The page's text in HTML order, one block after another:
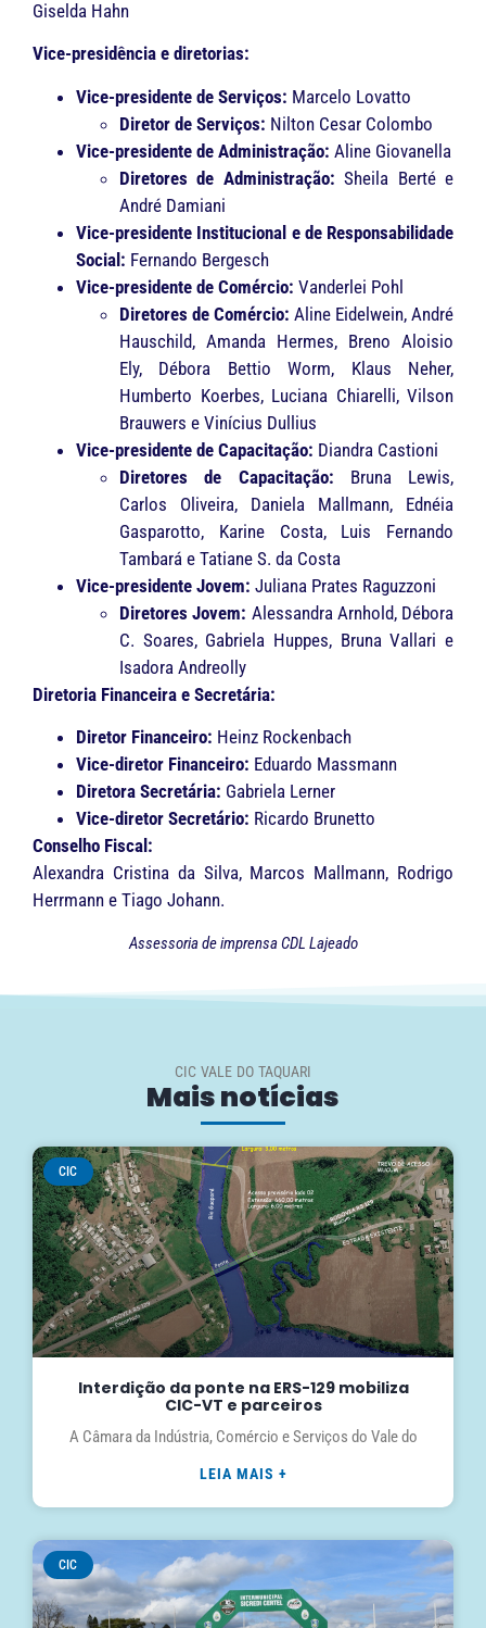
Giselda Hahn
Vice-presidência e diretorias:
Vice-presidente de Serviços: Marcelo Lovatto
Diretor de Serviços: Nilton Cesar Colombo
Vice-presidente de Administração: Aline Giovanella
Diretores de Administração: Sheila Berté e
André Damiani
Vice-presidente Institucional e de Responsabilidade
Social: Fernando Bergesch
Vice-presidente de Comércio: Vanderlei Pohl
Diretores de Comércio: Aline Eidelwein, André
Hauschild, Amanda Hermes, Breno Aloisio
Ely, Débora Bettio Worm, Klaus Neher,
Humberto Koerbes, Luciana Chiarelli, Vilson
Brauwers e Vinícius Dullius
Vice-presidente de Capacitação: Diandra Castioni
Diretores de Capacitação: Bruna Lewis,
Carlos Oliveira, Daniela Mallmann, Ednéia
Gasparotto, Karine Costa, Luis Fernando
Tambará e Tatiane S. da Costa
Vice-presidente Jovem: Juliana Prates Raguzzoni
Diretores Jovem: Alessandra Arnhold, Débora
C. Soares, Gabriela Huppes, Bruna Vallari e
Isadora Andreolly
Diretoria Financeira e Secretária:
Diretor Financeiro: Heinz Rockenbach
Vice-diretor Financeiro: Eduardo Massmann
Diretora Secretária: Gabriela Lerner
Vice-diretor Secretário: Ricardo Brunetto
Conselho Fiscal:
Alexandra Cristina da Silva, Marcos Mallmann, Rodrigo
Herrmann e Tiago Johann.
Assessoria de imprensa CDL Lajeado
CIC VALE DO TAQUARI
Mais notícias
CIC
Interdição da ponte na ERS-129 mobiliza
CIC-VT e parceiros
A Câmara da Indústria, Comércio e Serviços do Vale do
LEIA MAIS +
CIC